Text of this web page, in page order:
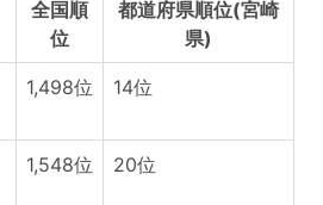
全国順
位
都道府県順位(宮崎
県)
1,498位 14位
1,548位 20位